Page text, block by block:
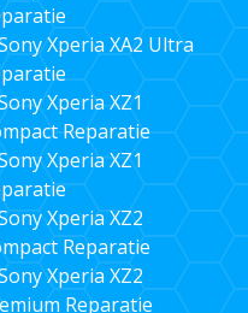
Xperia XA2 Ultra
Xperia XZ1
Reparatie
Xperia XZ1
Xperia XZ2
Reparatie
Xperia XZ2
Reparatie